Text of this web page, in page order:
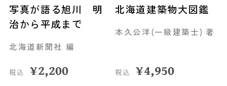
写真が語る旭川 明
治から平成まで
北海道新聞社 編
税込 ¥2,200
北海道建築物大図鑑
本久公洋(一級建築士) 著
税込 ¥4,950